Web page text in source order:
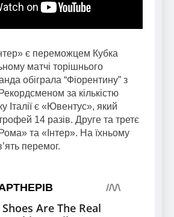
є переможцем Кубка
матчі торішнього
обіграла “Фіорентину” з
за кількістю
Італії є «Ювентус», який
14 разів. Друге та третє
та «Інтер». На їхньому
перемог.